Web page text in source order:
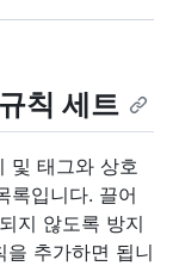
칙 세트
및 태그와 상호
록입니다. 끌어
지 않도록 방지
추가하면 됩니